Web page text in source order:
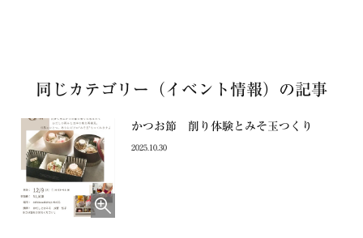
同じカテゴリー（イベント情報）の記事
かつお節 削り体験とみそ玉つくり
2025.10.30